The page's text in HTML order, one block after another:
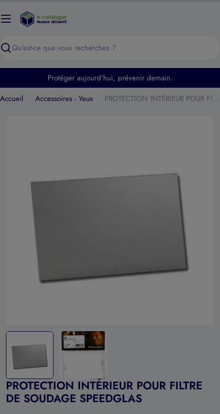
au
Recherche
Protéger aujourd'hui, prévenir demain.
Accueil
Accessoires - Yeux PROTECTION INTÉRIEUR POUR FILTRE DE SOUDAGE SPEEDGLAS
PROTECTION INTÉRIEUR POUR FILTRE
DE SOUDAGE SPEEDGLAS